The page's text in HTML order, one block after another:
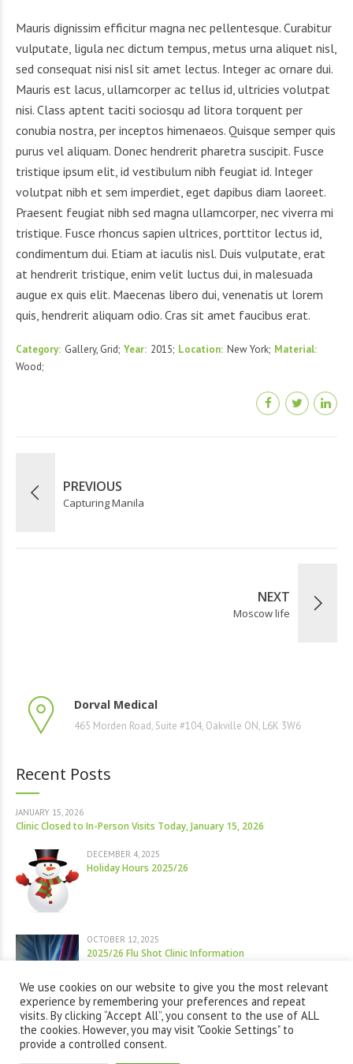
Mauris dignissim efficitur magna nec pellentesque. Curabitur
vulputate, ligula nec dictum tempus, metus urna aliquet nisl,
sed consequat nisi nisl sit amet lectus. Integer ac ornare dui.
Mauris est lacus, ullamcorper ac tellus id, ultricies volutpat
nisi. Class aptent taciti sociosqu ad litora torquent per
conubia nostra, per inceptos himenaeos. Quisque semper quis
purus vel aliquam. Donec hendrerit pharetra suscipit. Fusce
tristique ipsum elit, id vestibulum nibh feugiat id. Integer
volutpat nibh et sem imperdiet, eget dapibus diam laoreet.
Praesent feugiat nibh sed magna ullamcorper, nec viverra mi
tristique. Fusce rhoncus sapien ultrices, porttitor lectus id,
condimentum dui. Etiam at iaculis nisl. Duis vulputate, erat
at hendrerit tristique, enim velit luctus dui, in malesuada
augue ex quis elit. Maecenas libero dui, venenatis ut lorem
quis, hendrerit aliquam odio. Cras sit amet faucibus erat.
Category Gallery, Grid Year 2015 Location New York Material
Wood
PREVIOUS
Capturing Manila
NEXT
Moscow life
Dorval Medical
465 Morden Road, Suite #104, Oakville ON, L6K 3W6
Recent Posts
JANUARY 15, 2026
Clinic Closed to In-Person Visits Today, January 15, 2026
DECEMBER 4, 2025
Holiday Hours 2025/26
OCTOBER 12, 2025
2025/26 Flu Shot Clinic Information
We use cookies on our website to give you the most relevant
experience by remembering your preferences and repeat
visits. By clicking “Accept All”, you consent to the use of ALL
the cookies. However, you may visit "Cookie Settings" to
provide a controlled consent.